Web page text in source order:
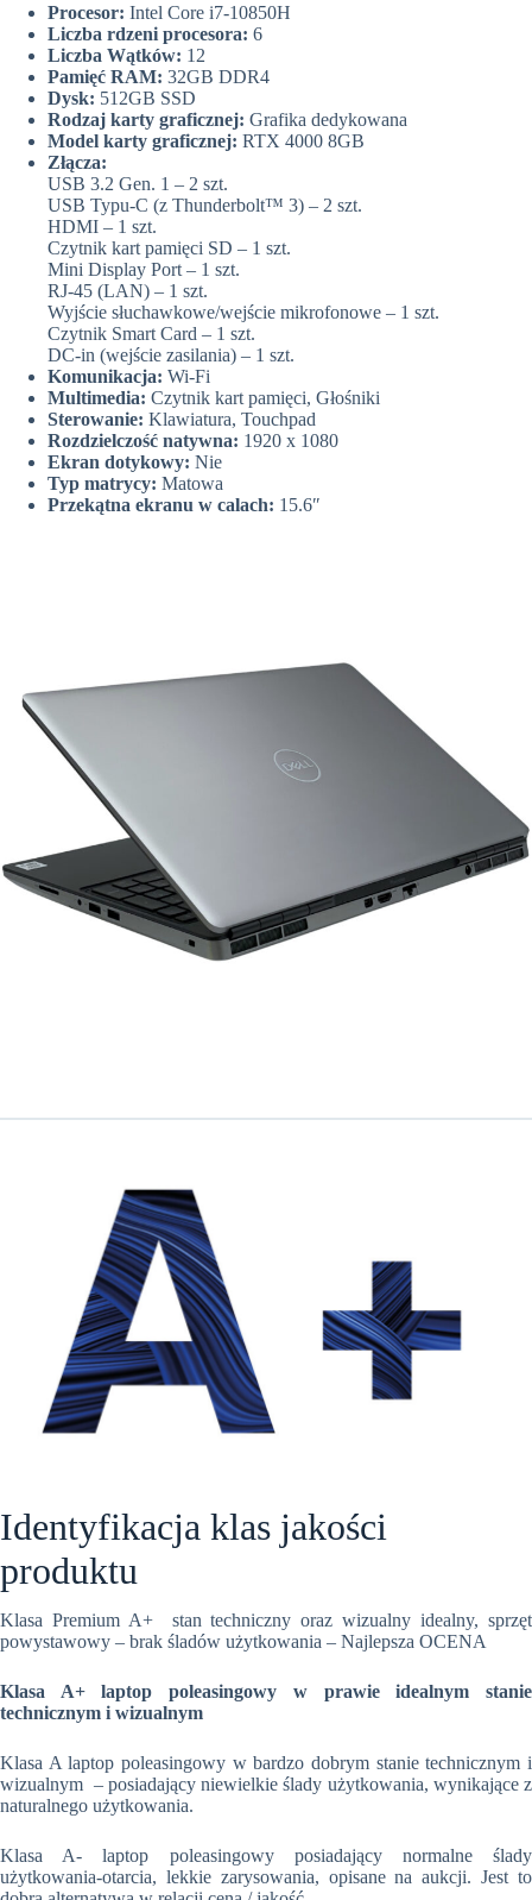
Procesor: Intel Core i7-10850H
Liczba rdzeni procesora: 6
Liczba Wątków: 12
Pamięć RAM: 32GB DDR4
Dysk: 512GB SSD
Rodzaj karty graficznej: Grafika dedykowana
Model karty graficznej: RTX 4000 8GB
Złącza:
USB 3.2 Gen. 1 – 2 szt.
USB Typu-C (z Thunderbolt™ 3) – 2 szt.
HDMI – 1 szt.
Czytnik kart pamięci SD – 1 szt.
Mini Display Port – 1 szt.
RJ-45 (LAN) – 1 szt.
Wyjście słuchawkowe/wejście mikrofonowe – 1 szt.
Czytnik Smart Card – 1 szt.
DC-in (wejście zasilania) – 1 szt.
Komunikacja: Wi-Fi
Multimedia: Czytnik kart pamięci, Głośniki
Sterowanie: Klawiatura, Touchpad
Rozdzielczość natywna: 1920 x 1080
Ekran dotykowy: Nie
Typ matrycy: Matowa
Przekątna ekranu w calach: 15.6″
Identyfikacja klas jakości
produktu
Klasa Premium A+ stan techniczny oraz wizualny idealny, sprzęt
powystawowy – brak śladów użytkowania – Najlepsza OCENA
Klasa A+ laptop poleasingowy w prawie idealnym stanie
technicznym i wizualnym
Klasa A laptop poleasingowy w bardzo dobrym stanie technicznym i
wizualnym – posiadający niewielkie ślady użytkowania, wynikające z
naturalnego użytkowania.
Klasa A- laptop poleasingowy posiadający normalne ślady
użytkowania-otarcia, lekkie zarysowania, opisane na aukcji. Jest to